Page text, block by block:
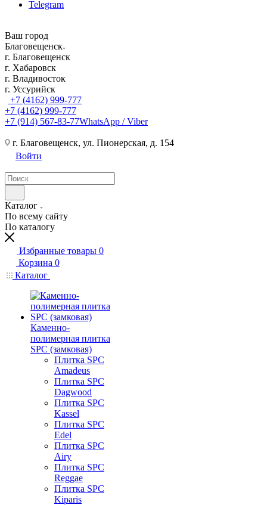
Telegram
Ваш город
Благовещенск
г. Благовещенск
г. Хабаровск
г. Владивосток
г. Уссурийск
+7 (4162) 999-777
+7 (4162) 999-777
+7 (914) 567-83-77WhatsApp / Viber
г. Благовещенск, ул. Пионерская, д. 154
Войти
Каталог
По всему сайту
По каталогу
Избранные товары 0
Корзина 0
Каталог
Каменно-
полимерная плитка
SPC (замковая)
Плитка SPC
Amadeus
Плитка SPC
Dagwood
Плитка SPC
Kassel
Плитка SPC
Edel
Плитка SPC
Airy
Плитка SPC
Reggae
Плитка SPC
Kiparis